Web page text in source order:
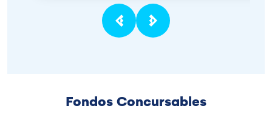
Fondos Concursables